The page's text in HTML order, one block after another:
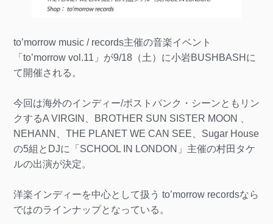
to’morrow music / records主催の音楽イベント
「to’morrow vol.11」が9/18（土）に小岩BUSHBASHに
て開催される。
今回は海外のインディー/ポストパンク・シーンともリン
クするA VIRGIN、BROTHER SUN SISTER MOON 、
NEHANN、THE PLANET WE CAN SEE、Sugar House
の5組とDJに「SCHOOL IN LONDON」主催の村田タケ
ルの出演が決定。
洋楽インディーを中心として扱う to’morrow recordsなら
ではのラインナップとなっている。